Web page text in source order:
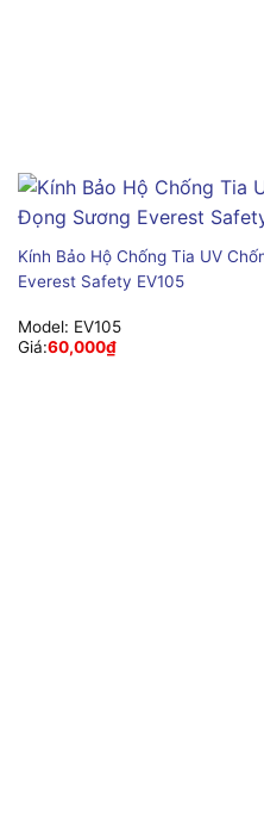
Kính Bảo Hộ Chống Tia UV
Everest Safety EV105
Model: EV105
Giá:60,000₫